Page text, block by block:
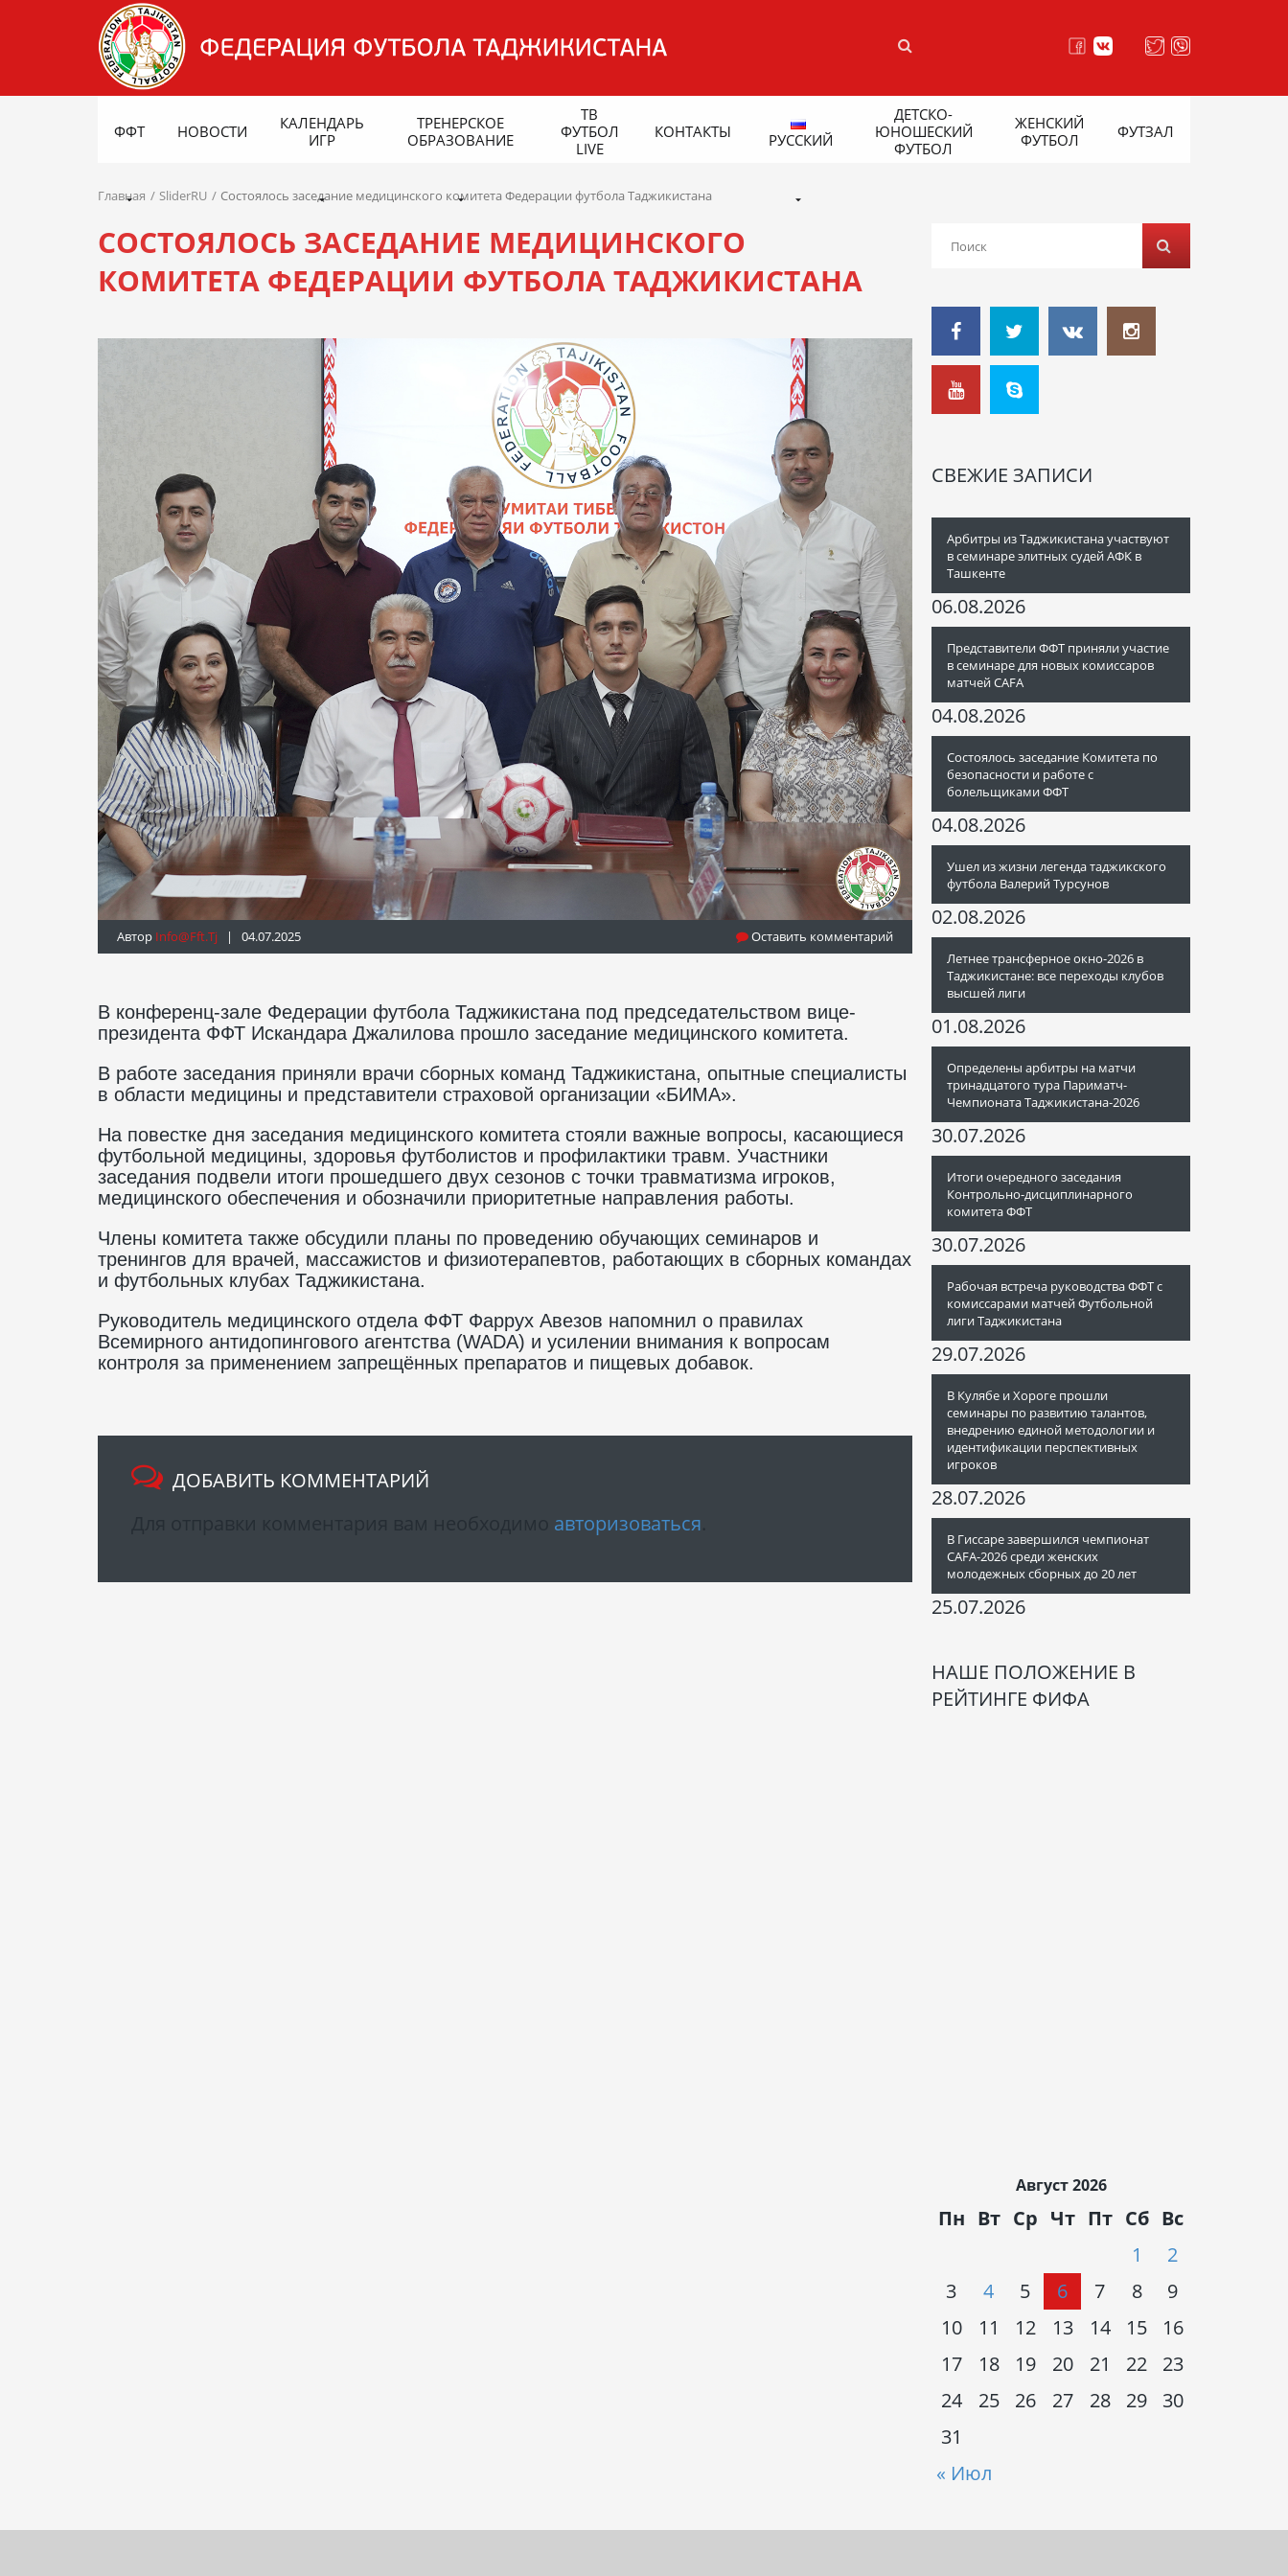
ФФТ НОВОСТИ
КАЛЕНДАРЬ
ИГР
ТРЕНЕРСКОЕ
ОБРАЗОВАНИЕ
ТВ
ФУТБОЛ
LIVE
КОНТАКТЫ РУССКИЙ
ДЕТСКО-
ЮНОШЕСКИЙ
ФУТБОЛ
ЖЕНСКИЙ
ФУТБОЛ
ФУТЗАЛ
Главная SliderRU Состоялось заседание медицинского комитета Федерации футбола Таджикистана
СОСТОЯЛОСЬ ЗАСЕДАНИЕ МЕДИЦИНСКОГО
КОМИТЕТА ФЕДЕРАЦИИ ФУТБОЛА ТАДЖИКИСТАНА
Автор Info@fft.tj | 04.07.2025 Оставить комментарий
В конференц-зале Федерации футбола Таджикистана под председательством вице-
президента ФФТ Искандара Джалилова прошло заседание медицинского комитета.
В работе заседания приняли врачи сборных команд Таджикистана, опытные специалисты
в области медицины и представители страховой организации «БИМА».
На повестке дня заседания медицинского комитета стояли важные вопросы, касающиеся
футбольной медицины, здоровья футболистов и профилактики травм. Участники
заседания подвели итоги прошедшего двух сезонов с точки травматизма игроков,
медицинского обеспечения и обозначили приоритетные направления работы.
Члены комитета также обсудили планы по проведению обучающих семинаров и
тренингов для врачей, массажистов и физиотерапевтов, работающих в сборных командах
и футбольных клубах Таджикистана.
Руководитель медицинского отдела ФФТ Фаррух Авезов напомнил о правилах
Всемирного антидопингового агентства (WADA) и усилении внимания к вопросам
контроля за применением запрещённых препаратов и пищевых добавок.
ДОБАВИТЬ КОММЕНТАРИЙ
авторизоваться
СВЕЖИЕ ЗАПИСИ
Арбитры из Таджикистана участвуют
в семинаре элитных судей АФК в
Ташкенте
06.08.2026
Представители ФФТ приняли участие
в семинаре для новых комиссаров
матчей CAFA
04.08.2026
Состоялось заседание Комитета по
безопасности и работе с
болельщиками ФФТ
04.08.2026
Ушел из жизни легенда таджикского
футбола Валерий Турсунов
02.08.2026
Летнее трансферное окно-2026 в
Таджикистане: все переходы клубов
высшей лиги
01.08.2026
Определены арбитры на матчи
тринадцатого тура Париматч-
Чемпионата Таджикистана-2026
30.07.2026
Итоги очередного заседания
Контрольно-дисциплинарного
комитета ФФТ
30.07.2026
Рабочая встреча руководства ФФТ с
комиссарами матчей Футбольной
лиги Таджикистана
29.07.2026
В Кулябе и Хороге прошли
семинары по развитию талантов,
внедрению единой методологии и
идентификации перспективных
игроков
28.07.2026
В Гиссаре завершился чемпионат
CAFA-2026 среди женских
молодежных сборных до 20 лет
25.07.2026
НАШЕ ПОЛОЖЕНИЕ В
РЕЙТИНГЕ ФИФА
Август 2026
Пн Вт Ср Чт Пт Сб Вс
« Июл
1
2
3
4 5 6 7 8
9
10
11 12 13 14 15
16
17
18 19 20 21 22
23
24
25 26 27 28 29
30
31